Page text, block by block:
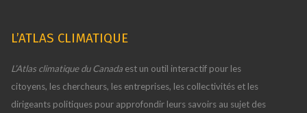
L’ATLAS CLIMATIQUE
L’Atlas climatique du Canada est un outil interactif pour les
citoyens, les chercheurs, les entreprises, les collectivités et les
dirigeants politiques pour approfondir leurs savoirs au sujet des